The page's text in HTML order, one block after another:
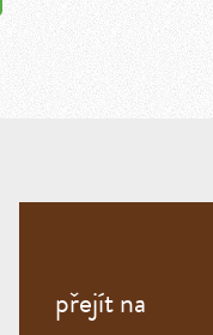
přejít na